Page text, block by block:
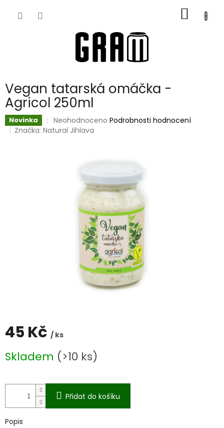
KOŠÍK
Vegan tatarská omáčka -
Agricol 250ml
Novinka
Průměrné
hodnocení
hvězdiček.
Neohodnoceno Podrobnosti hodnocení
Značka:Natural Jihlava
45 Kč / ks
cena:
Skladem (>10 ks)
Přidat do košíku
Popis